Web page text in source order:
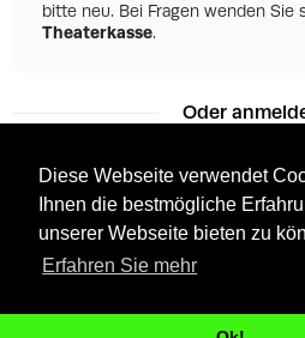
Diese Webseite verwendet
Ihnen die bestmögliche
unserer Webseite bieten zu
Erfahren Sie mehr
bitte neu. Bei Fragen wenden Sie
Theaterkasse.
Oder
Facebook